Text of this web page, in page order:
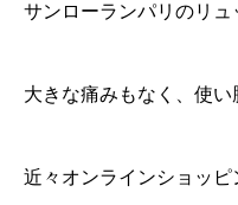
サンローランパリのリュ
大きな痛みもなく、使い
近々オンラインショッピ